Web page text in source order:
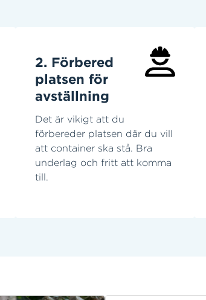
2. Förbered
platsen för
avställning
Det är vikigt att du
förbereder platsen där du vill
att container ska stå. Bra
underlag och fritt att komma
till.